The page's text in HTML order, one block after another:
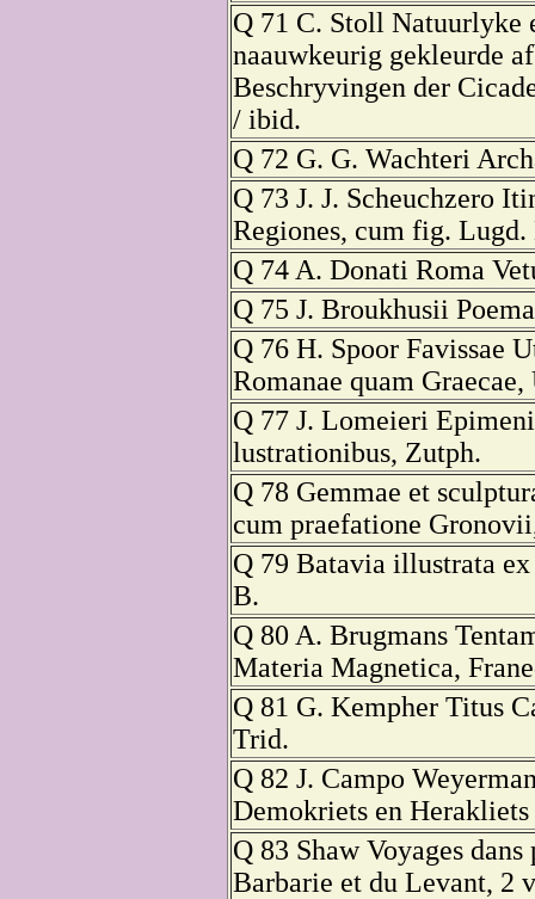
Q 71 C. Stoll Natuurlyke
naauwkeurig gekleurde
Beschryvingen der
/ ibid.
Q 72 G. G. Wachteri
Q 73 J. J. Scheuchzero
Regiones, cum fig. Lugd.
Q 74 A. Donati Roma
Q 75 J. Broukhusii
Q 76 H. Spoor Favissae
Romanae quam
Q 77 J. Lomeieri
lustrationibus, Zutph.
Q 78 Gemmae et
cum praefatione
Q 79 Batavia illustrata
B.
Q 80 A. Brugmans
Materia Magnetica,
Q 81 G. Kempher Titus
Trid.
Q 82 J. Campo
Demokriets en
Q 83 Shaw Voyages
Barbarie et du Levant, 2